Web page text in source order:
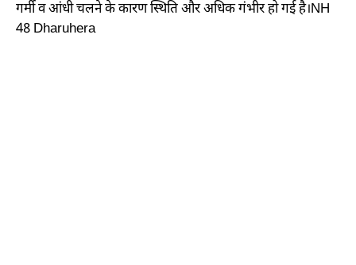
गर्मी व आंधी चलने के कारण स्थिति और अधिक गंभीर हो गई है।NH
48 Dharuhera